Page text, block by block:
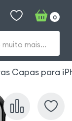
mais...
0
Capas para